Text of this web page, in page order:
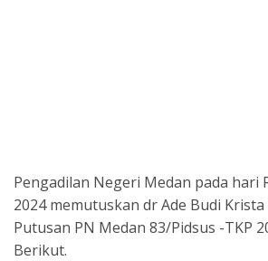
Pengadilan Negeri Medan pada hari
2024 memutuskan dr Ade Budi
Putusan PN Medan 83/Pidsus -TKP
Berikut.